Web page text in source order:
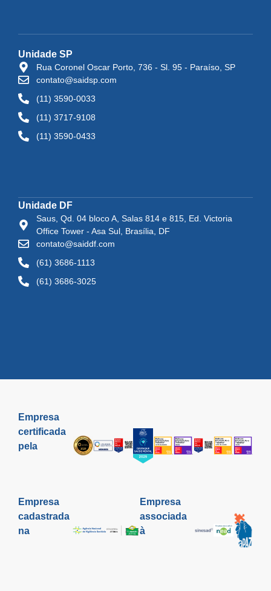
Unidade SP
Rua Coronel Oscar Porto, 736 - Sl. 95 - Paraíso, SP
contato@saidsp.com
(11) 3590-0033
(11) 3717-9108
(11) 3590-0433
Unidade DF
Saus, Qd. 04 bloco A, Salas 814 e 815, Ed. Victoria
Office Tower - Asa Sul, Brasília, DF
contato@saiddf.com
(61) 3686-1113
(61) 3686-3025
Empresa
certificada
pela
Empresa
cadastrada
na
Empresa
associada
à